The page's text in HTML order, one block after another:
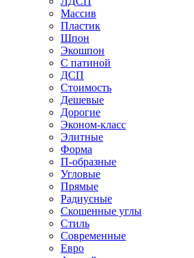
Массив
Пластик
Шпон
Экошпон
С патиной
ДСП
Стоимость
Дешевые
Дорогие
Эконом-класс
Элитные
Форма
П-образные
Угловые
Прямые
Радиусные
Скошенные углы
Стиль
Современные
Евро